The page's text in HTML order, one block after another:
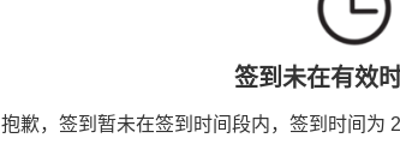
签到未在有效
抱歉，签到暂未在签到时间段内，签到时间